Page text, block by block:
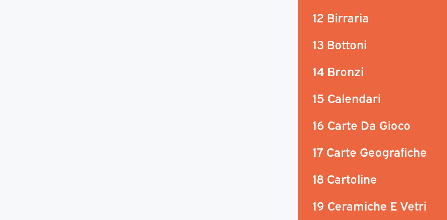
12 Birraria
13 Bottoni
14 Bronzi
15 Calendari
16 Carte Da Gioco
17 Carte Geografiche
18 Cartoline
19 Ceramiche E Vetri